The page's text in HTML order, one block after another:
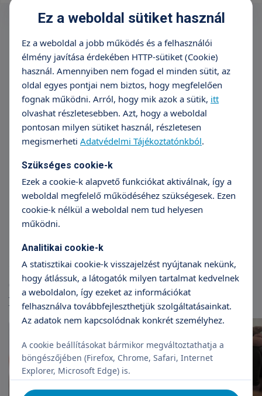
Dr. Cseh Júlia
Pszichiátria, pszichoterápia
Cikkek
További cikkek
Ez a weboldal sütiket használ
Ez a weboldal a jobb működés és a felhasználói
élmény javítása érdekében HTTP-sütiket (Cookie)
használ. Amennyiben nem fogad el minden sütit, az
oldal egyes pontjai nem biztos, hogy megfelelően
fognak működni. Arról, hogy mik azok a sütik, itt
olvashat részletesebben. Azt, hogy a weboldal
pontosan milyen sütiket használ, részletesen
megismerheti Adatvédelmi Tájékoztatónkból.
Szükséges cookie-k
Ezek a cookie-k alapvető funkciókat aktiválnak, így a
weboldal megfelelő működéséhez szükségesek. Ezen
cookie-k nélkül a weboldal nem tud helyesen
működni.
Analitikai cookie-k
A statisztikai cookie-k visszajelzést nyújtanak nekünk,
hogy átlássuk, a látogatók milyen tartalmat kedvelnek
a weboldalon, így ezeket az információkat
felhasználva továbbfejleszthetjük szolgáltatásainkat.
Az adatok nem kapcsolódnak konkrét személyhez.
A cookie beállításokat bármikor megváltoztathatja a
böngészőjében (Firefox, Chrome, Safari, Internet
Explorer, Microsoft Edge) is.